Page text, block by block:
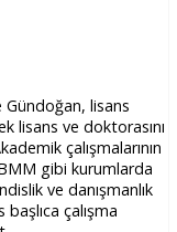
lisans
lisans ve doktorasını
çalışmalarının
gibi kurumlarda
ve danışmanlık
çalışma